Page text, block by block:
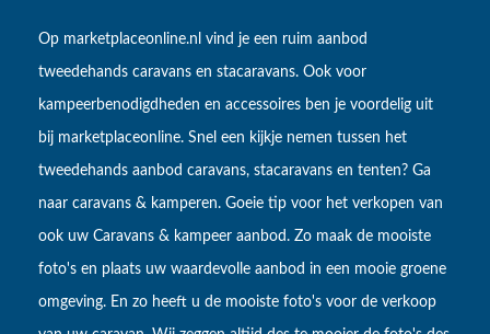
Op marketplaceonline.nl vind je een ruim aanbod
tweedehands caravans en stacaravans. Ook voor
kampeerbenodigdheden en accessoires ben je voordelig uit
bij marketplaceonline. Snel een kijkje nemen tussen het
tweedehands aanbod caravans, stacaravans en tenten? Ga
naar caravans & kamperen. Goeie tip voor het verkopen van
ook uw Caravans & kampeer aanbod. Zo maak de mooiste
foto's en plaats uw waardevolle aanbod in een mooie groene
omgeving. En zo heeft u de mooiste foto's voor de verkoop